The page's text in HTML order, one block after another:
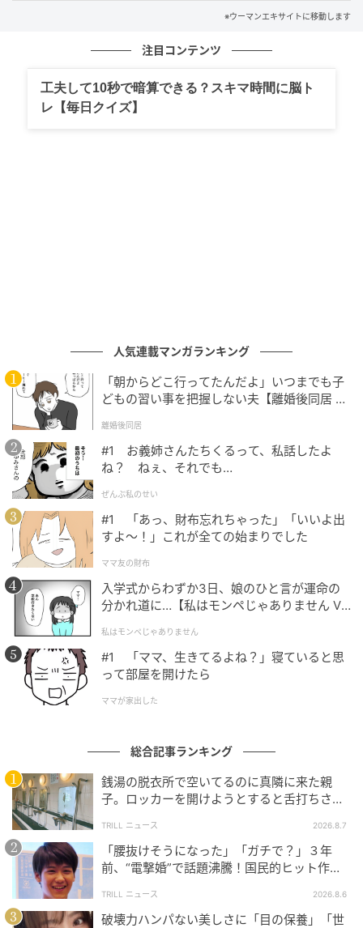
■今までと変化した生活
ウーマンエキサイト
※ウーマンエキサイトに移動します
注目コンテンツ
工夫して10秒で暗算できる？スキマ時間に脳ト
レ【毎日クイズ】
人気連載マンガランキング
「朝からどこ行ってたんだよ」いつまでも子
どもの習い事を把握しない夫【離婚後同居 Vo
離婚後同居
#1 お義姉さんたちくるって、私話したよ
ね？ ねぇ、それでも…
ぜんぶ私のせい
#1 「あっ、財布忘れちゃった」「いいよ出
すよ〜！」これが全ての始まりでした
ママ友の財布
入学式からわずか3日、娘のひと言が運命の
分かれ道に…【私はモンペじゃありません Vo
私はモンペじゃありません
#1 「ママ、生きてるよね？」寝ていると思
って部屋を開けたら
ママが家出した
総合記事ランキング
銭湯の脱衣所で空いてるのに真隣に来た親
子。ロッカーを開けようとすると舌打ちさ
中で拍手」
TRILL ニュース 2026.8.7
「腰抜けそうになった」「ガチで？」３年
前、“電撃婚”で話題沸騰！国民的ヒット作
TRILL ニュース 2026.8.6
破壊力ハンパない美しさに「目の保養」「世